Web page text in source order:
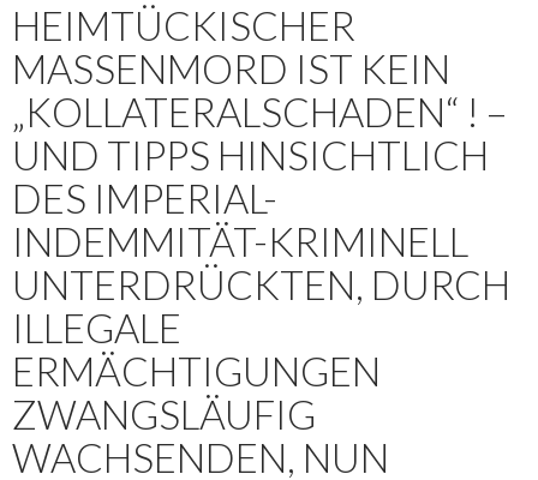
HEIMTÜCKISCHER
MASSENMORD IST KEIN
„KOLLATERALSCHADEN“ ! –
UND TIPPS HINSICHTLICH
DES IMPERIAL-
INDEMMITÄT-KRIMINELL
UNTERDRÜCKTEN, DURCH
ILLEGALE
ERMÄCHTIGUNGEN
ZWANGSLÄUFIG
WACHSENDEN, NUN